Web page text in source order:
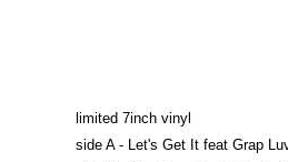
limited 7inch vinyl
side A - Let's Get It feat Grap